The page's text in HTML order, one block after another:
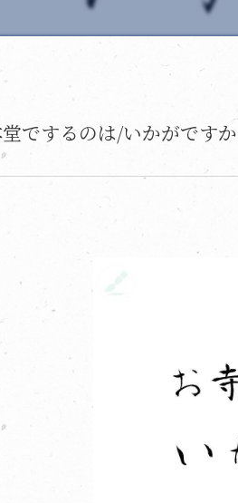
でするのは/いかがですか